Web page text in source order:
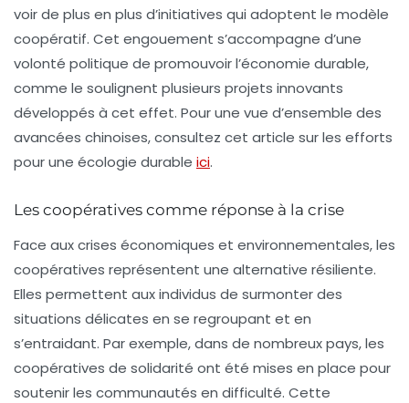
voir de plus en plus d’initiatives qui adoptent le modèle
coopératif. Cet engouement s’accompagne d’une
volonté politique de promouvoir l’économie durable,
comme le soulignent plusieurs projets innovants
développés à cet effet. Pour une vue d’ensemble des
avancées chinoises, consultez cet article sur les efforts
pour une écologie durable ici.
Les coopératives comme réponse à la crise
Face aux crises économiques et environnementales, les
coopératives représentent une alternative résiliente.
Elles permettent aux individus de surmonter des
situations délicates en se regroupant et en
s’entraidant. Par exemple, dans de nombreux pays, les
coopératives de solidarité ont été mises en place pour
soutenir les communautés en difficulté. Cette